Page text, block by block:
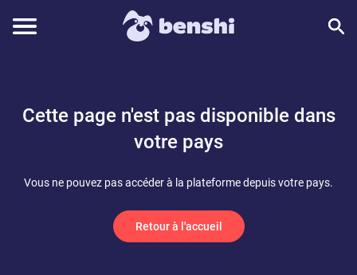
Cette page n'est pas disponible dans
votre pays
Vous ne pouvez pas accéder à la plateforme depuis votre pays.
Retour à l'accueil